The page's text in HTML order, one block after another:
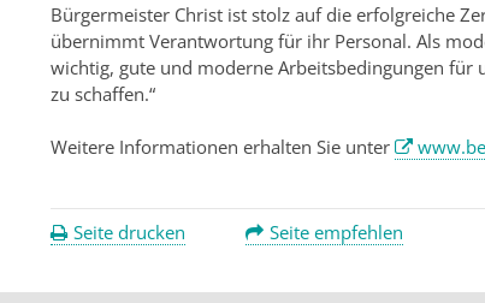
Bürgermeister Christ ist stolz auf die erfolgreiche
übernimmt Verantwortung für ihr Personal. Als
wichtig, gute und moderne Arbeitsbedingungen
zu schaffen.“
Weitere Informationen erhalten Sie unter
Seite drucken Seite empfehlen